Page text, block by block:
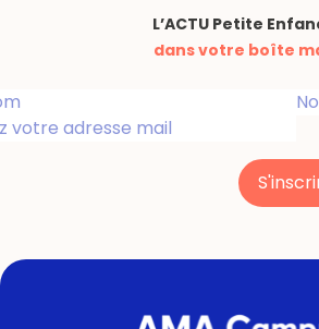
Accompagner le
psychomoteur de
différents domaines
L’ACTU Petite
dans votre boîte